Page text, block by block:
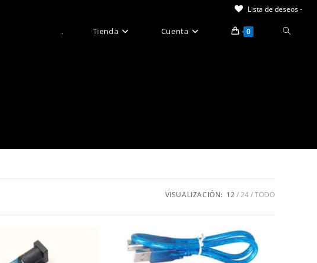
Lista de deseos -
. Tienda Cuenta 0 Alternar
web
VISUALIZACIÓN: 12 24 TODO